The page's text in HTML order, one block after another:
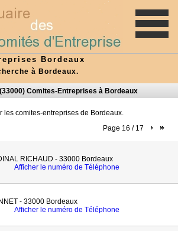
Bordeaux
à Bordeaux.
(33000) Comites-Entreprises à Bordeaux
les comites-entreprises de Bordeaux.
Page 16 / 17
RICHAUD - 33000 Bordeaux
Afficher le numéro de Téléphone
- 33000 Bordeaux
Afficher le numéro de Téléphone